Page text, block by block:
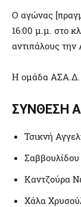
Ο αγώνας
16:00 μ.μ. στο
αντιπάλους
Η ομάδα ΑΣΑ.Δ.
ΣΥΝΘΕΣΗ
Τσικνή
Καντζούρα
Χάλα